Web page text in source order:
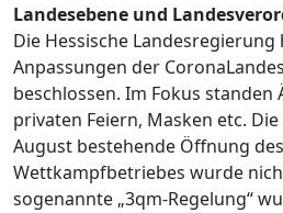
Landesebene und
Die Hessische
Anpassungen der
beschlossen. Im Fokus standen
privaten Feiern, Masken etc.
August bestehende Öffnung
Wettkampfbetriebes wurde
sogenannte „3qm-Regelung“